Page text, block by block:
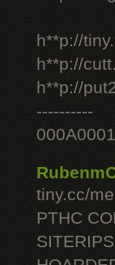
h**p://
h**p://
h**p://
----------
tiny.cc/
PTHC